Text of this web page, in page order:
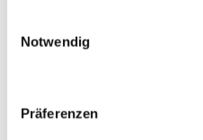
Notwendig
Präferenzen
Wenn Sie - oder Ihre
Förderverein zu werden.